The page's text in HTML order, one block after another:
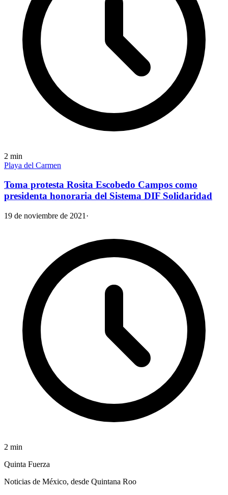
2 min
Playa del Carmen
Toma protesta Rosita Escobedo Campos como
presidenta honoraria del Sistema DIF Solidaridad
19 de noviembre de 2021 ·
2 min
Quinta Fuerza
Noticias de México, desde Quintana Roo